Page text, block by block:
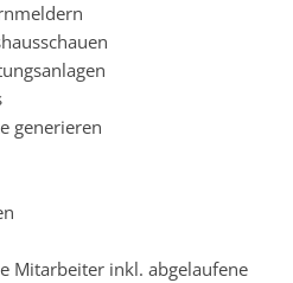
generieren
Mitarbeiter inkl. abgelaufene